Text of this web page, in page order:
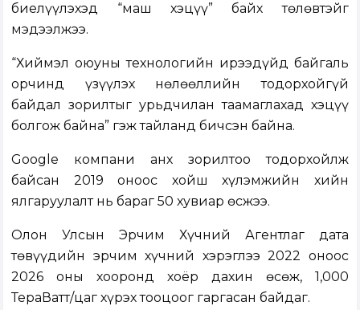
биелүүлэхэд “маш хэцүү” байх төлөвтэйг
мэдээлжээ.
“Хиймэл оюуны технологийн ирээдүйд байгаль
орчинд үзүүлэх нөлөөллийн тодорхойгүй
байдал зорилтыг урьдчилан таамаглахад хэцүү
болгож байна” гэж тайланд бичсэн байна.
Google компани анх зорилтоо тодорхойлж
байсан 2019 оноос хойш хүлэмжийн хийн
ялгаруулалт нь бараг 50 хувиар өсжээ.
Олон Улсын Эрчим Хүчний Агентлаг дата
төвүүдийн эрчим хүчний хэрэглээ 2022 оноос
2026 оны хооронд хоёр дахин өсөж, 1,000
ТераВатт/цаг хүрэх тооцоог гаргасан байдаг.